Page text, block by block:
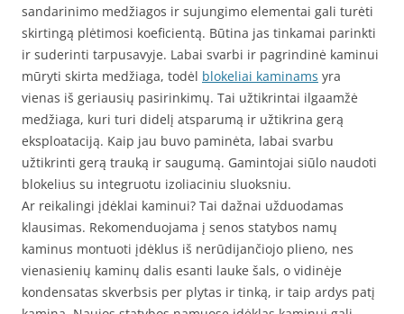
sandarinimo medžiagos ir sujungimo elementai gali turėti
skirtingą plėtimosi koeficientą. Būtina jas tinkamai parinkti
ir suderinti tarpusavyje. Labai svarbi ir pagrindinė kaminui
mūryti skirta medžiaga, todėl blokeliai kaminams yra
vienas iš geriausių pasirinkimų. Tai užtikrintai ilgaamžė
medžiaga, kuri turi didelį atsparumą ir užtikrina gerą
eksploataciją. Kaip jau buvo paminėta, labai svarbu
užtikrinti gerą trauką ir saugumą. Gamintojai siūlo naudoti
blokelius su integruotu izoliaciniu sluoksniu.
Ar reikalingi įdėklai kaminui? Tai dažnai užduodamas
klausimas. Rekomenduojama į senos statybos namų
kaminus montuoti įdėklus iš nerūdijančiojo plieno, nes
vienasienių kaminų dalis esanti lauke šals, o vidinėje
kondensatas skverbsis per plytas ir tinką, ir taip ardys patį